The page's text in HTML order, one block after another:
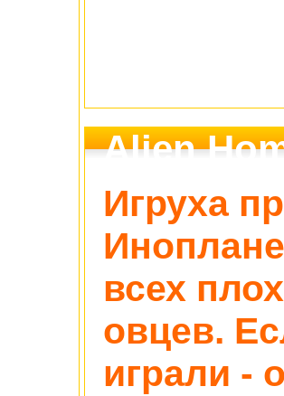
Alien
Игруха
всех
овцев.
играли -